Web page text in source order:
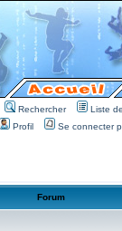
Rechercher
Liste
Profil
Se connecter
Forum